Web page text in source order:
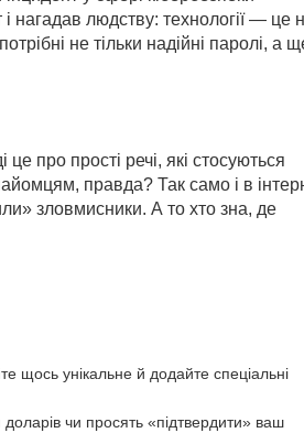
і нагадав людству: технології — це
не тільки надійні паролі, а
про прості речі, які стосуються
правда? Так само і в
зловмисники. А то хто зна, де
щось унікальне й додайте спеціальні
чи просять «підтвердити» ваш